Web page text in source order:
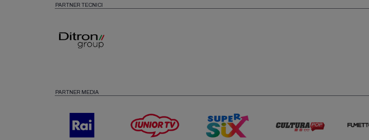
PARTNER TECNICI
PARTNER MEDIA